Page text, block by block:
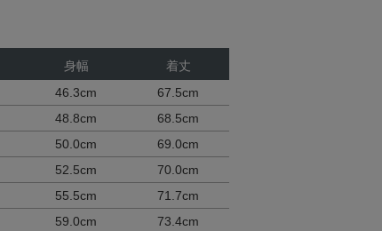
身幅
着丈
46.3cm
67.5cm
48.8cm
68.5cm
50.0cm
69.0cm
52.5cm
70.0cm
55.5cm
71.7cm
59.0cm
73.4cm